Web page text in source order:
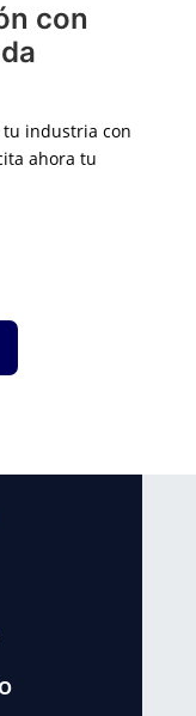
con
industria con
ahora tu